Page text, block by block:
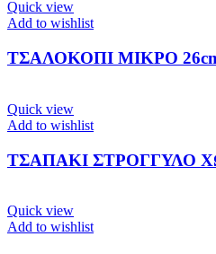
Quick view
Add to wishlist
ΤΣΑΛΟΚΟΠΙ ΜΙΚΡΟ
Quick view
Add to wishlist
ΤΣΑΠΑΚΙ ΣΤΡΟΓΓΥΛΟ
Quick view
Add to wishlist